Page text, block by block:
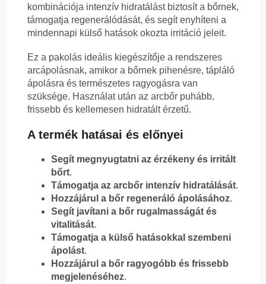
kombinációja intenzív hidratálást biztosít a bőrnek,
támogatja regenerálódását, és segít enyhíteni a
mindennapi külső hatások okozta irritáció jeleit.
Ez a pakolás ideális kiegészítője a rendszeres
arcápolásnak, amikor a bőrnek pihenésre, tápláló
ápolásra és természetes ragyogásra van
szüksége. Használat után az arcbőr puhább,
frissebb és kellemesen hidratált érzetű.
A termék hatásai és előnyei
Segít megnyugtatni az érzékeny és irritált
bőrt.
Támogatja az arcbőr intenzív hidratálását.
Hozzájárul a bőr regeneráló ápolásához.
Segít javítani a bőr rugalmasságát és
vitalitását.
Támogatja a külső hatásokkal szembeni
ápolást.
Hozzájárul a bőr ragyogóbb és frissebb
megjelenéséhez.